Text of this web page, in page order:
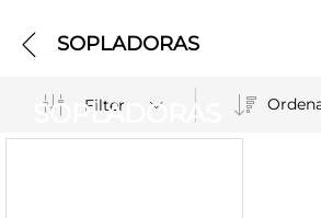
SOPLADORAS
SOPLADORAS
Filter